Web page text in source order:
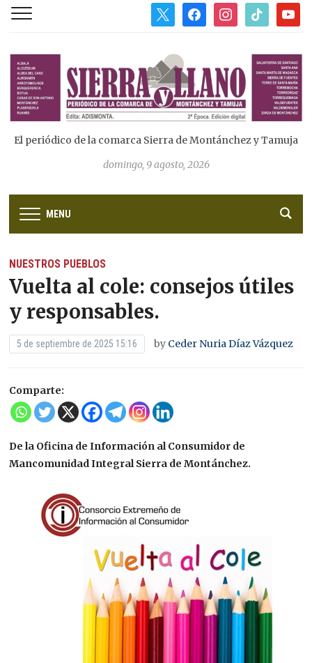
facebookinstagram
tiktok
El periódico de la comarca Sierra de Montánchez y Tamuja
domingo, 9 agosto, 2026
MENU
NUESTROS PUEBLOS
Vuelta al cole: consejos útiles
y responsables.
5 de septiembre de 2025 15:16 by Ceder Nuria Díaz Vázquez
Comparte:
De la Oficina de Información al Consumidor de
Mancomunidad Integral Sierra de Montánchez.